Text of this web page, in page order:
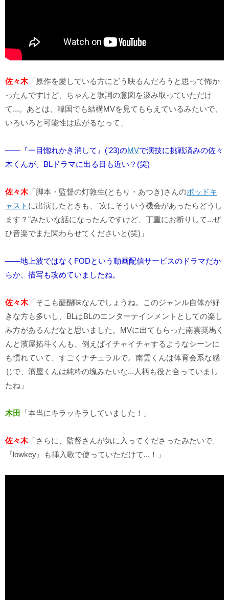
佐々木「原作を愛している方にどう映るんだろうと思って怖か
ったんですけど、ちゃんと歌詞の意図を汲み取っていただけ
て...。あとは、韓国でも結構MVを見てもらえているみたいで、
いろいろと可能性は広がるなって」
――『一目惚れかき消して』('23)のMVで演技に挑戦済みの佐々
木くんが、BLドラマに出る日も近い？(笑)
佐々木「脚本・監督の灯敦生(ともり・あつき)さんのポッドキ
ャスト に出演したときも、"次にそういう機会があったらどうし
ます？"みたいな話になったんですけど、丁重にお断りして...ぜ
ひ音楽でまた関わらせてくださいと(笑)」
――地上波ではなくFODという動画配信サービスのドラマだか
らか、描写も攻めていましたね。
佐々木「そこも醍醐味なんでしょうね。このジャンル自体が好
きな方も多いし、BLはBLのエンターテインメントとしての楽し
み方があるんだなと思いました。MVに出てもらった南雲奨馬く
んと濱屋拓斗くんも、例えばイチャイチャするようなシーンに
も慣れていて、すごくナチュラルで。南雲くんは体育会系な感
じで、濱屋くんは純粋の塊みたいな...人柄も役と合っていまし
たね」
木田 「本当にキラッキラしていました！」
佐々木「さらに、監督さんが気に入ってくださったみたいで、
『lowkey』も挿入歌で使っていただけて...！」